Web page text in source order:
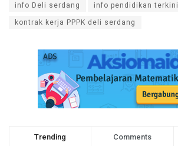
info Deli serdang info pendidikan terkini
kontrak kerja PPPK deli serdang
Trending Comments